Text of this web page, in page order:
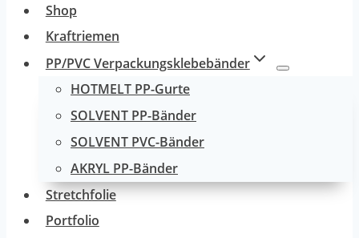
Shop
Kraftriemen
PP/PVC Verpackungsklebebänder
HOTMELT PP-Gurte
SOLVENT PP-Bänder
SOLVENT PVC-Bänder
AKRYL PP-Bänder
Stretchfolie
Portfolio